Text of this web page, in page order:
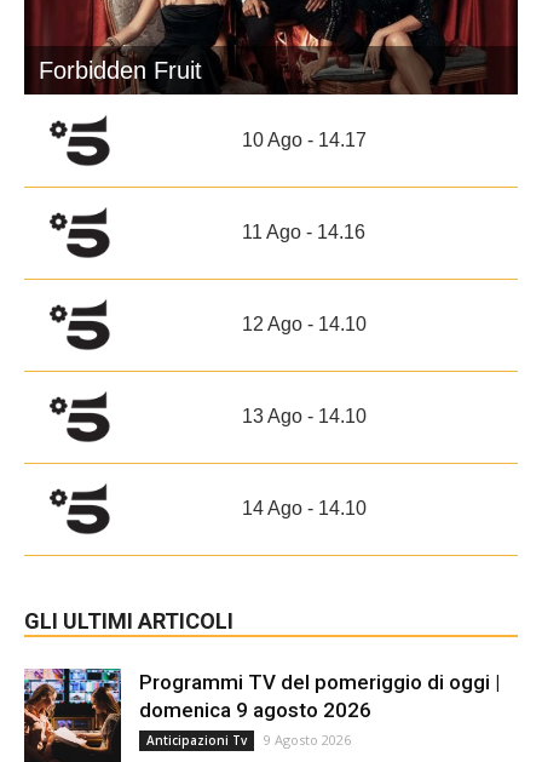
Forbidden Fruit
10 Ago - 14.17
11 Ago - 14.16
12 Ago - 14.10
13 Ago - 14.10
14 Ago - 14.10
GLI ULTIMI ARTICOLI
Programmi TV del pomeriggio di oggi |
domenica 9 agosto 2026
Anticipazioni Tv 9 Agosto 2026